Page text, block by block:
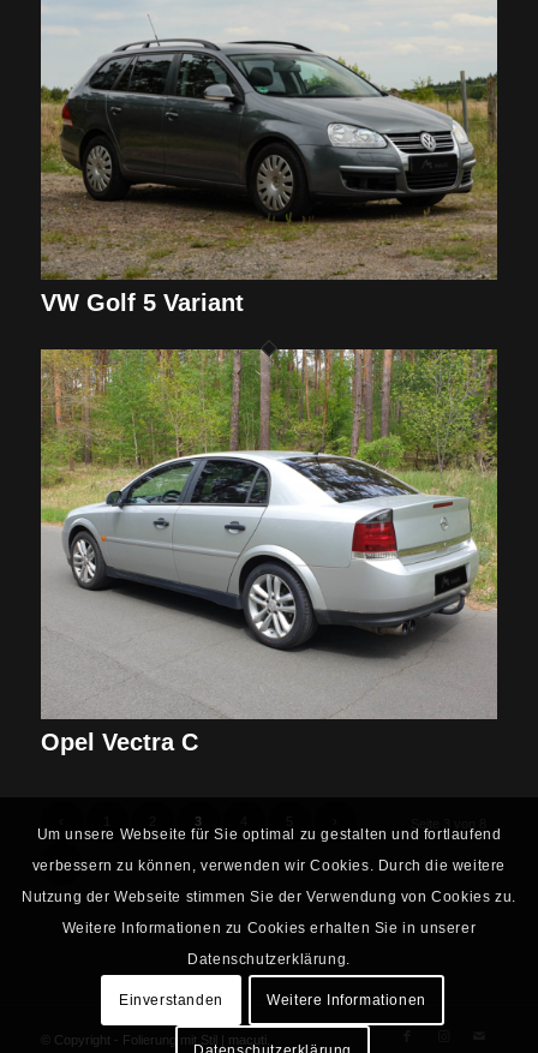
VW Golf 5 Variant
Opel Vectra C
3
»
© Copyright - Folierung mit Stil | macuti.
Um unsere Webseite für Sie optimal zu gestalten und fortlaufend
verbessern zu können, verwenden wir Cookies. Durch die weitere
Nutzung der Webseite stimmen Sie der Verwendung von Cookies zu.
Weitere Informationen zu Cookies erhalten Sie in unserer
Datenschutzerklärung.
Einverstanden Weitere Informationen